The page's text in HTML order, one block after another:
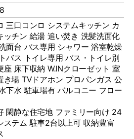
三口コンロ システムキッチン カ
ッチン 給湯 追い焚き 洗髪洗面化
面台 バス専用 シャワー 浴室乾燥
バス トイレ専用 バス・トイレ別
座 床下収納 W.INクローゼット 室
き場 TVドアホン プロパンガス 公
下水 駐車場有 バルコニー フロー
閑静な住宅地 ファミリー向け 24
ステム 駐車2台以上可 収納豊富